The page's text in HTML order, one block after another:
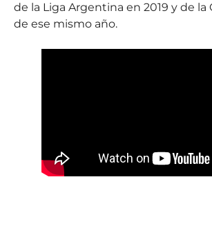
de la Liga Argentina en 2019 y de la
de ese mismo año.